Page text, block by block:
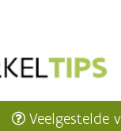
Veelgestelde